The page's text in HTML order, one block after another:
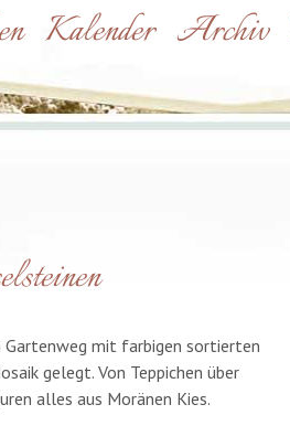
Kalender Archiv
Gartenweg mit farbigen sortierten
gelegt. Von Teppichen über
alles aus Moränen Kies.